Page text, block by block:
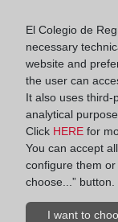
Delegado de
Otros
distrito
Abejar
El Colegio de
necessary
website and
the user can
It also uses third-
analytical
Click HERE for
You can accept
configure them
choose...” button.
I want to